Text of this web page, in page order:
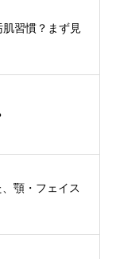
習慣？まず見
顎・フェイス